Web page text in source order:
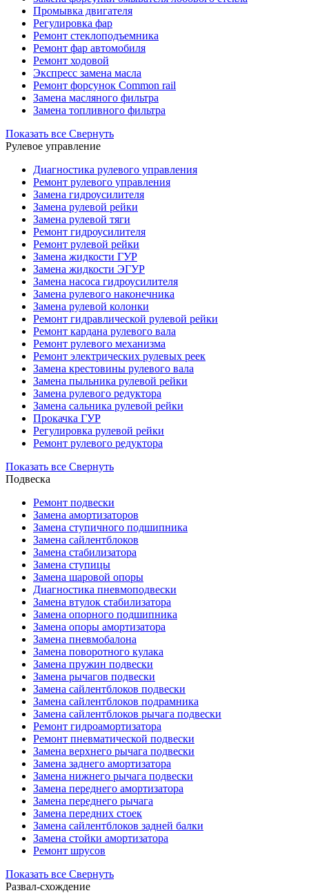
Промывка двигателя
Регулировка фар
Ремонт стеклоподъемника
Ремонт фар автомобиля
Ремонт ходовой
Экспресс замена масла
Ремонт форсунок Common rail
Замена масляного фильтра
Замена топливного фильтра
Показать все Свернуть
Рулевое управление
Диагностика рулевого управления
Ремонт рулевого управления
Замена гидроусилителя
Замена рулевой рейки
Замена рулевой тяги
Ремонт гидроусилителя
Ремонт рулевой рейки
Замена жидкости ГУР
Замена жидкости ЭГУР
Замена насоса гидроусилителя
Замена рулевого наконечника
Замена рулевой колонки
Ремонт гидравлической рулевой рейки
Ремонт кардана рулевого вала
Ремонт рулевого механизма
Ремонт электрических рулевых реек
Замена крестовины рулевого вала
Замена пыльника рулевой рейки
Замена рулевого редуктора
Замена сальника рулевой рейки
Прокачка ГУР
Регулировка рулевой рейки
Ремонт рулевого редуктора
Показать все Свернуть
Подвеска
Ремонт подвески
Замена амортизаторов
Замена ступичного подшипника
Замена сайлентблоков
Замена стабилизатора
Замена ступицы
Замена шаровой опоры
Диагностика пневмоподвески
Замена втулок стабилизатора
Замена опорного подшипника
Замена опоры амортизатора
Замена пневмобалона
Замена поворотного кулака
Замена пружин подвески
Замена рычагов подвески
Замена сайлентблоков подвески
Замена сайлентблоков подрамника
Замена сайлентблоков рычага подвески
Ремонт гидроамортизатора
Ремонт пневматической подвески
Замена верхнего рычага подвески
Замена заднего амортизатора
Замена нижнего рычага подвески
Замена переднего амортизатора
Замена переднего рычага
Замена передних стоек
Замена сайлентблоков задней балки
Замена стойки амортизатора
Ремонт шрусов
Показать все Свернуть
Развал-схождение